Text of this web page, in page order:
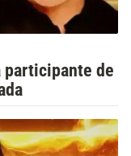
participante de